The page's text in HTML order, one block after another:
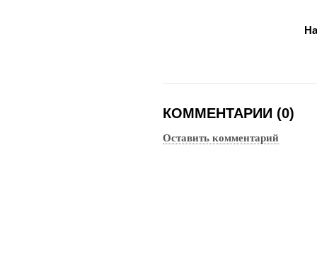
КОММЕНТАРИИ (0)
Оставить комментарий